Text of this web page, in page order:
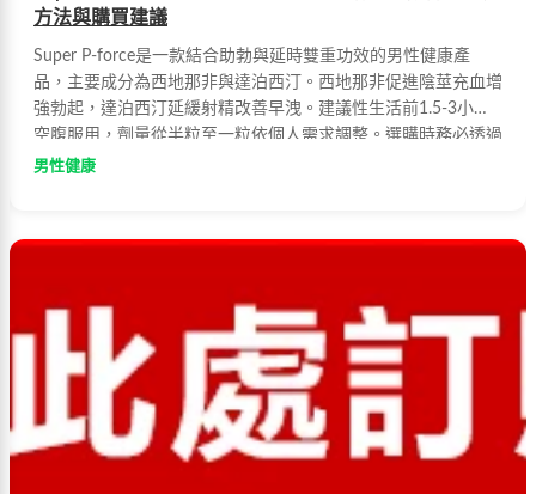
方法與購買建議
Super P-force是一款結合助勃與延時雙重功效的男性健康產
品，主要成分為西地那非與達泊西汀。西地那非促進陰莖充血增
強勃起，達泊西汀延緩射精改善早洩。建議性生活前1.5-3小時
空腹服用，劑量從半粒至一粒依個人需求調整。選購時務必透過
正規管道，確保購買正品。
男性健康